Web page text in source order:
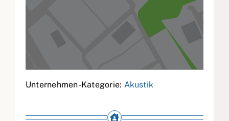
Unternehmen-Kategorie: Akustik